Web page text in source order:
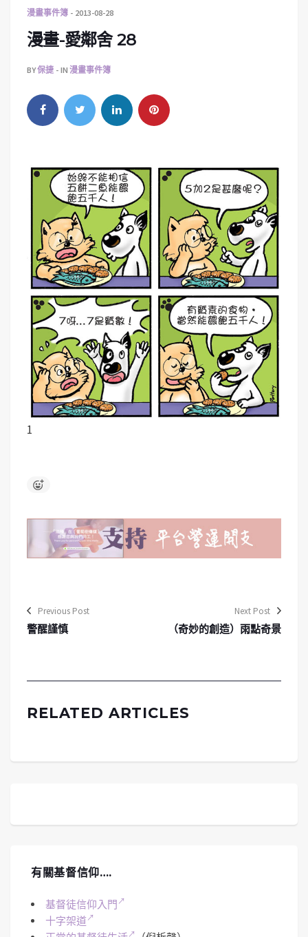
漫畫事件簿 2013-08-28
漫畫-愛鄰舍 28
BY保捷 IN 漫畫事件簿
1
Previous Post
警醒謹慎
Next Post
（奇妙的創造）雨點奇景
RELATED ARTICLES
有關基督信仰….
基督徒信仰入門
十字架道